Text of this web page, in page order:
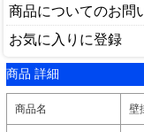
商品についてのお問
お気に入りに登録
商品 詳細
商品名 壁